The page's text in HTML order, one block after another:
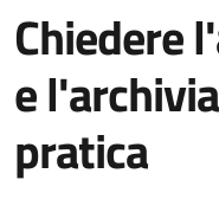
Chiedere
e
pratica